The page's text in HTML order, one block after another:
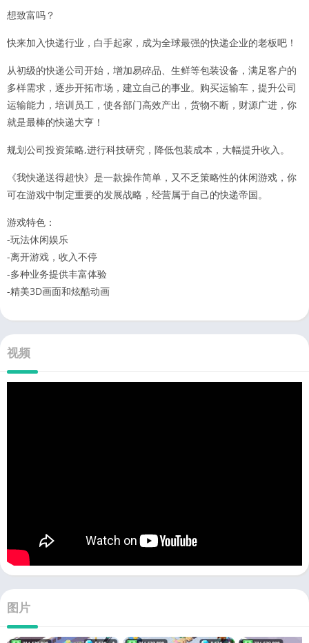
想致富吗？
快来加入快递行业，白手起家，成为全球最强的快递企业的老板吧！
从初级的快递公司开始，增加易碎品、生鲜等包装设备，满足客户的
多样需求，逐步开拓市场，建立自己的事业。购买运输车，提升公司
运输能力，培训员工，使各部门高效产出，货物不断，财源广进，你
就是最棒的快递大亨！
规划公司投资策略,进行科技研究，降低包装成本，大幅提升收入。
《我快递送得超快》是一款操作简单，又不乏策略性的休闲游戏，你
可在游戏中制定重要的发展战略，经营属于自己的快递帝国。
游戏特色：
-玩法休闲娱乐
-离开游戏，收入不停
-多种业务提供丰富体验
-精美3D画面和炫酷动画
视频
图片